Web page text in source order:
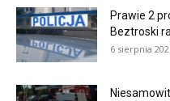
Prawie 2
Beztroski
6 sierpnia